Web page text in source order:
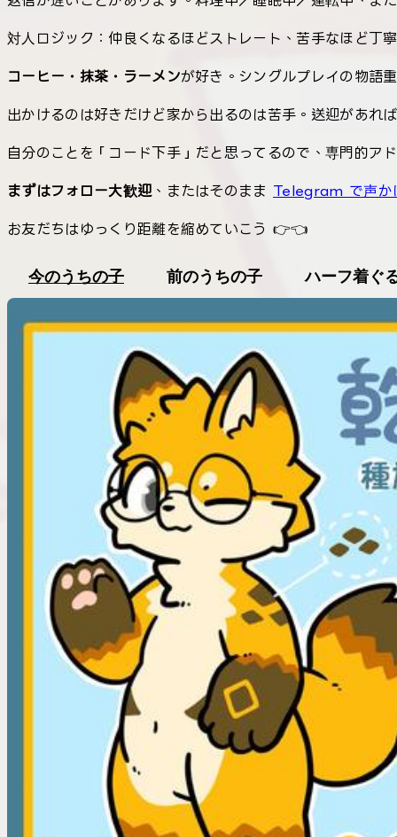
対人ロジック：仲良くなるほどストレート、苦手なほど丁
コーヒー・抹茶・ラーメンが好き。シングルプレイの物語
出かけるのは好きだけど家から出るのは苦手。送迎があれ
自分のことを「コード下手」だと思ってるので、専門的ア
まずはフォロー大歓迎、またはそのままTelegram で声か
お友だちはゆっくり距離を縮めていこう 👉👈
今のうちの子 前のうちの子 ハーフ着ぐ